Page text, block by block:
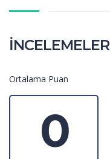
İNCELEMELER
Ortalama Puan
0